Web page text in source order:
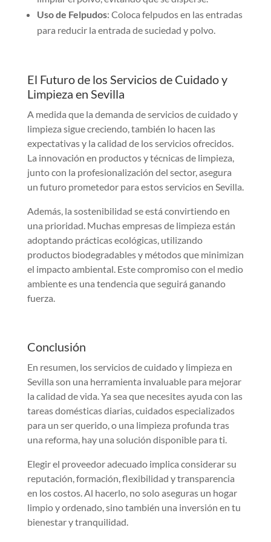
Uso de Felpudos: Coloca felpudos en las entradas
para reducir la entrada de suciedad y polvo.
El Futuro de los Servicios de Cuidado y
Limpieza en Sevilla
A medida que la demanda de servicios de cuidado y
limpieza sigue creciendo, también lo hacen las
expectativas y la calidad de los servicios ofrecidos.
La innovación en productos y técnicas de limpieza,
junto con la profesionalización del sector, asegura
un futuro prometedor para estos servicios en Sevilla.
Además, la sostenibilidad se está convirtiendo en
una prioridad. Muchas empresas de limpieza están
adoptando prácticas ecológicas, utilizando
productos biodegradables y métodos que minimizan
el impacto ambiental. Este compromiso con el medio
ambiente es una tendencia que seguirá ganando
fuerza.
Conclusión
En resumen, los servicios de cuidado y limpieza en
Sevilla son una herramienta invaluable para mejorar
la calidad de vida. Ya sea que necesites ayuda con las
tareas domésticas diarias, cuidados especializados
para un ser querido, o una limpieza profunda tras
una reforma, hay una solución disponible para ti.
Elegir el proveedor adecuado implica considerar su
reputación, formación, flexibilidad y transparencia
en los costos. Al hacerlo, no solo aseguras un hogar
limpio y ordenado, sino también una inversión en tu
bienestar y tranquilidad.